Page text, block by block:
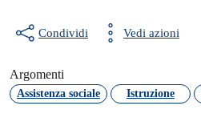
Condividi Vedi azioni
Argomenti
Assistenza sociale Istruzione